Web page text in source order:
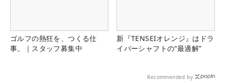
ゴルフの熱狂を、つくる仕
事。｜スタッフ募集中
新『TENSEIオレンジ』はドラ
イバーシャフトの“最適解”
Recommended by